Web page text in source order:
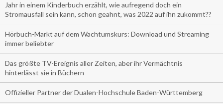
Jahr in einem Kinderbuch erzählt, wie aufregend doch ein
Stromausfall sein kann, schon geahnt, was 2022 auf ihn zukommt??
Hörbuch-Markt auf dem Wachtumskurs: Download und Streaming
immer beliebter
Das größte TV-Ereignis aller Zeiten, aber ihr Vermächtnis
hinterlässt sie in Büchern
Offizieller Partner der Dualen-Hochschule Baden-Württemberg